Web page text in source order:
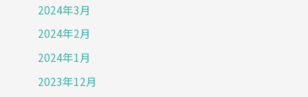
2024年3月
2024年2月
2024年1月
2023年12月